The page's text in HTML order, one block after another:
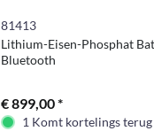
81413
Lithium-Eisen-Phosphat
Bluetooth
€ 899,00 *
1 Komt kortelings